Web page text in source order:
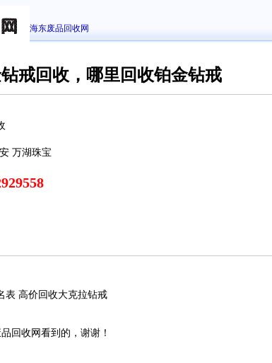
海东废品回收网
戒回收，哪里回收铂金钻戒
万湖珠宝
表 高价回收大克拉钻戒
回收网看到的，谢谢！